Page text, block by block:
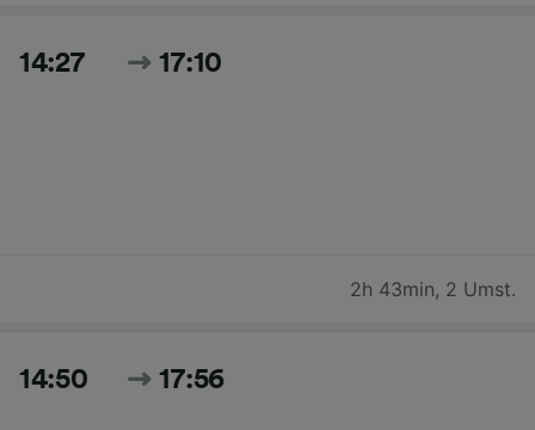
14:27 17:10
2h 43min, 2 Umst.
14:50 17:56